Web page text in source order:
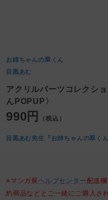
お姉ちゃんの翠くん
目黒あむ
アクリルパーツコレクシ
んPOPUP〉
990円 （税込）
※マンガ展ヘルプセンター 配送
約商品などとご一緒にご購入さ